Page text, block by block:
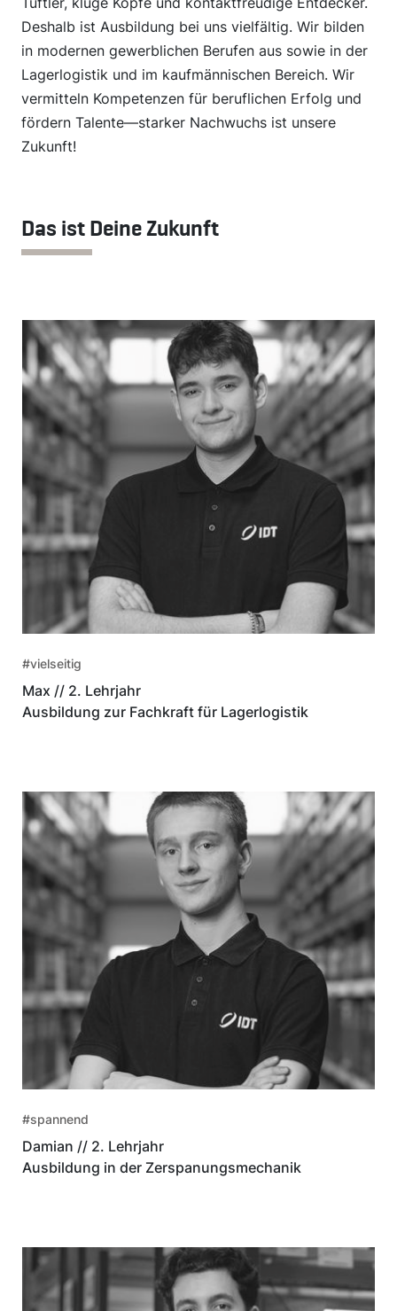
Deshalb ist Ausbildung bei uns vielfältig. Wir bilden
in modernen gewerblichen Berufen aus sowie in der
Lagerlogistik und im kaufmännischen Bereich. Wir
vermitteln Kompetenzen für beruflichen Erfolg und
fördern Talente—starker Nachwuchs ist unsere
Zukunft!
Das ist Deine Zukunft
#vielseitig
Max // 2. Lehrjahr
Ausbildung zur Fachkraft für Lagerlogistik
#spannend
Damian // 2. Lehrjahr
Ausbildung in der Zerspanungsmechanik